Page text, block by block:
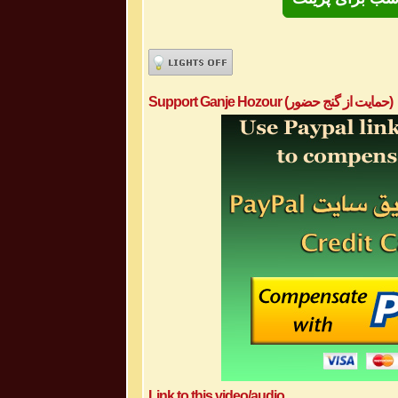
Support Ganje Hozour (حمایت از گنج حضور)